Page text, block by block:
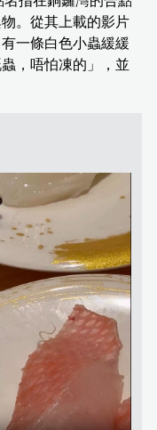
。從其上載的影片
一條白色小蟲緩緩
，唔怕凍的」，並